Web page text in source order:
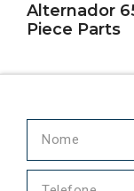
Alternador
Piece Parts